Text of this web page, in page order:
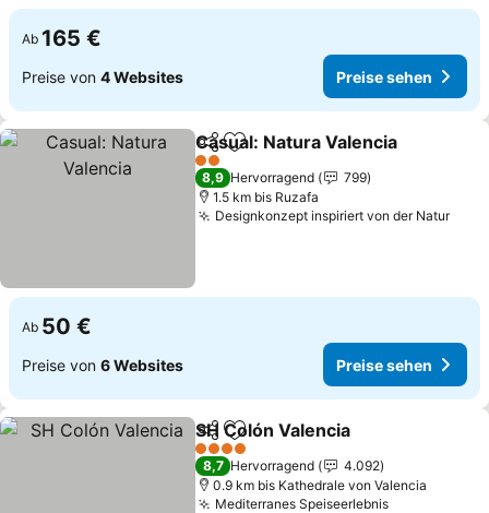
Ab 165 €
Preise von 4 Websites Preise sehen
TeilenZu Favoriten hinzufügen
Casual: Natura Valencia
2 Sterne
8,9 Hervorragend
799
1.5 km bis Ruzafa
Designkonzept inspiriert von der Natur
Ab 50 €
Preise von 6 Websites Preise sehen
TeilenZu Favoriten hinzufügen
SH Colón Valencia
4 Sterne
8,7 Hervorragend
4.092
0.9 km bis Kathedrale von Valencia
Mediterranes SpeiseerlebnisPreise